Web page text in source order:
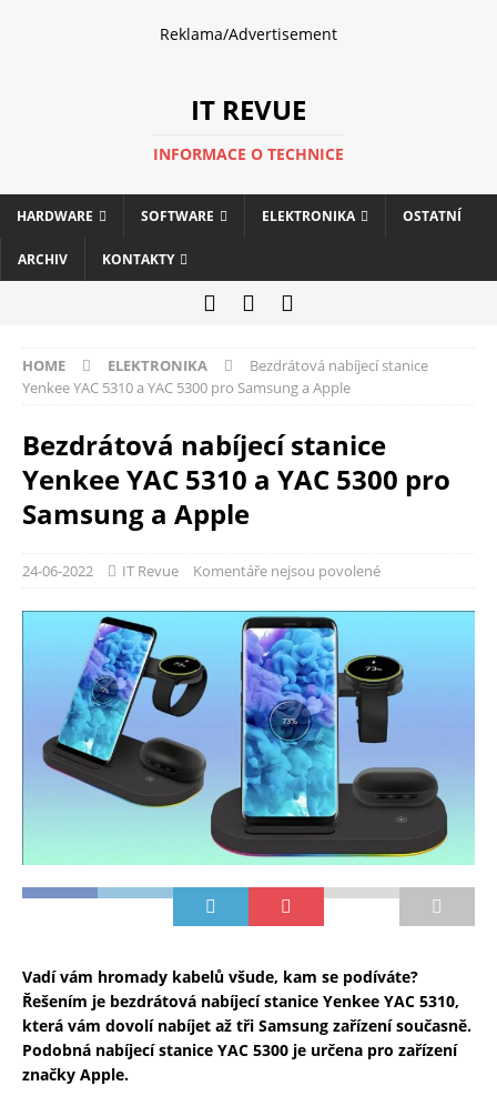
Reklama/Advertisement
IT REVUE
INFORMACE O TECHNICE
HARDWARE SOFTWARE ELEKTRONIKA OSTATNÍ
ARCHIV KONTAKTY
HOME ELEKTRONIKA
Bezdrátová nabíjecí stanice
Yenkee YAC 5310 a YAC 5300 pro Samsung a Apple
Bezdrátová nabíjecí stanice
Yenkee YAC 5310 a YAC 5300 pro
Samsung a Apple
24-06-2022 IT Revue Komentáře nejsou povolené
Vadí vám hromady kabelů všude, kam se podíváte?
Řešením je bezdrátová nabíjecí stanice Yenkee YAC 5310,
která vám dovolí nabíjet až tři Samsung zařízení současně.
Podobná nabíjecí stanice YAC 5300 je určena pro zařízení
značky Apple.